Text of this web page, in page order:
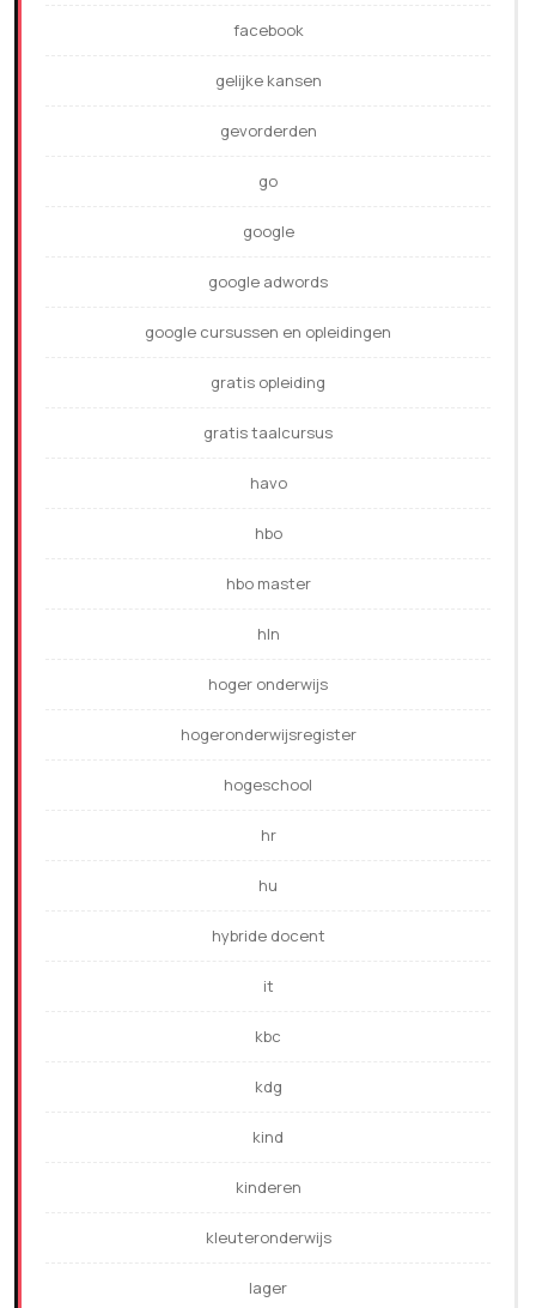
facebook
gelijke kansen
gevorderden
go
google
google adwords
google cursussen en opleidingen
gratis opleiding
gratis taalcursus
havo
hbo
hbo master
hln
hoger onderwijs
hogeronderwijsregister
hogeschool
hr
hu
hybride docent
it
kbc
kdg
kind
kinderen
kleuteronderwijs
lager